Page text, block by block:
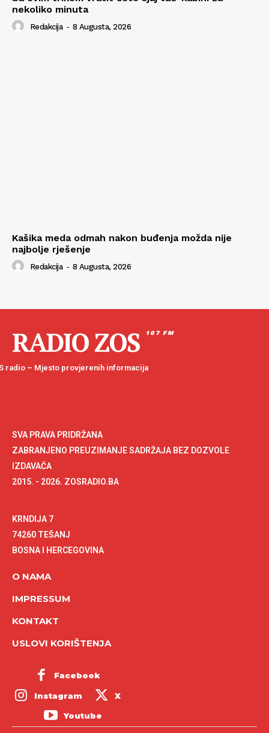
nekoliko minuta
Redakcija - 8 Augusta, 2026
Kašika meda odmah nakon buđenja možda nije
najbolje rješenje
Redakcija - 8 Augusta, 2026
RADIO ZOS 107 FM
radio – Mjesto provjerenih informacija
SVA PRAVA PRIDRŽANA
ZABRANJENO PREUZIMANJE SADRŽAJA BEZ DOZVOLE
IZDAVAČA
2015. - 2026. ZOSRADIO.BA
KRNDIJA 7
74260 TEŠANJ
BOSNA I HERCEGOVINA
O NAMA
IMPRESSUM
KONTAKT
USLOVI KORIŠTENJA
Facebook
Instagram X
Youtube